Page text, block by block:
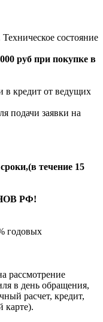
Техническое состояние
руб при покупке в
в кредит от ведущих
подачи заявки на
течение 15
РФ!
годовых
рассмотрение
в день обращения,
расчет, кредит,
карте).